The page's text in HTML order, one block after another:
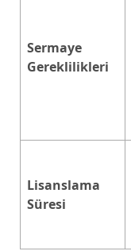
Sermaye
Gereklilikleri
Lisanslama
Süresi